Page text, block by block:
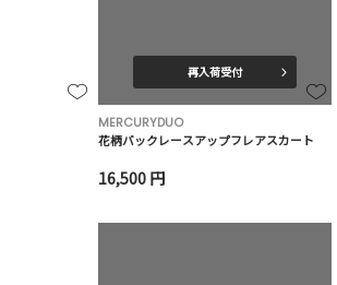
再入荷受付
MERCURYDUO
花柄バックレースアップフレアスカート
16,500 円